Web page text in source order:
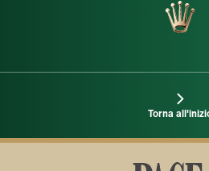
Torna